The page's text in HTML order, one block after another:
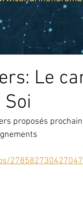
Le
proposés